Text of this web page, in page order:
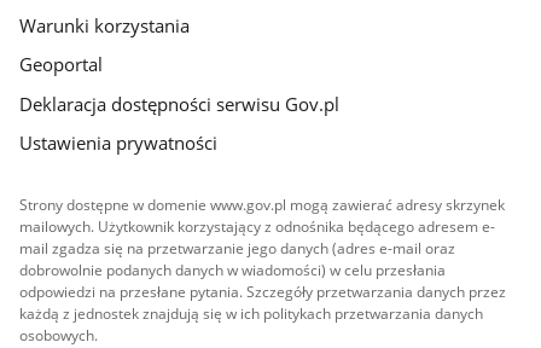
Warunki korzystania
Geoportal
Deklaracja dostępności serwisu Gov.pl
Ustawienia prywatności
Strony dostępne w domenie www.gov.pl mogą zawierać adresy skrzynek
mailowych. Użytkownik korzystający z odnośnika będącego adresem e-
mail zgadza się na przetwarzanie jego danych (adres e-mail oraz
dobrowolnie podanych danych w wiadomości) w celu przesłania
odpowiedzi na przesłane pytania. Szczegóły przetwarzania danych przez
każdą z jednostek znajdują się w ich politykach przetwarzania danych
osobowych.